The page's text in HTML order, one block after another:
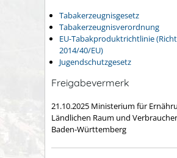
Tabakerzeugnisgesetz
Tabakerzeugnisverordnung
EU-Tabakproduktrichtlinie
2014/40/EU)
Jugendschutzgesetz
Freigabevermerk
21.10.2025 Ministerium für
Ländlichen Raum und
Baden-Württemberg